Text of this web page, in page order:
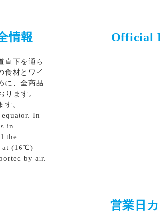
情報
直下を通ら
食材とワイ
に、全商品
ます。
。
In
in
the
at (16℃)
by air.
Official
営業日